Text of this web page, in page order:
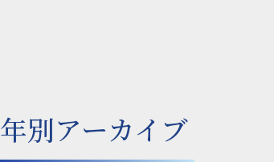
年別アーカイブ